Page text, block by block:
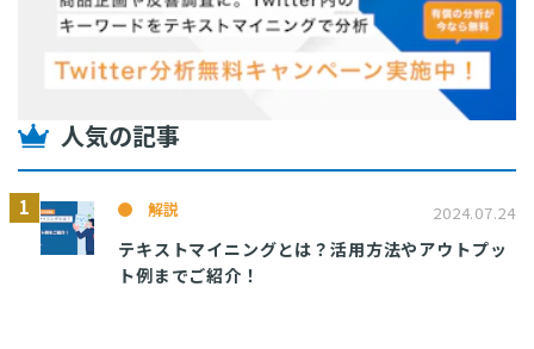
人気の記事
解説 2024.07.24
テキストマイニングとは？活用方法やアウトプッ
ト例までご紹介！